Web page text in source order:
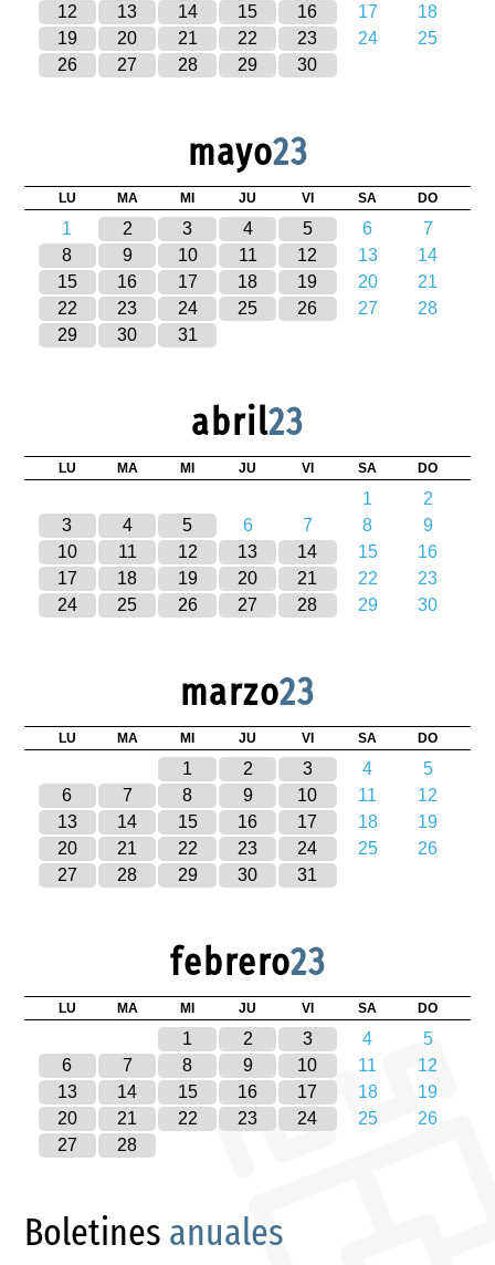
12
13 14 15 16 17
18
19
20 21 22 23 24
25
26
27 28 29 30
mayo23
LU MA MI JU VI SA DO
1 2 3 4 5 6
7
8
9 10 11 12 13
14
15
16 17 18 19 20
21
22
23 24 25 26 27
28
29
30 31
abril23
LU MA MI JU VI SA DO
1
2
3
4 5 6 7 8
9
10
11 12 13 14 15
16
17
18 19 20 21 22
23
24
25 26 27 28 29 30
marzo23
LU MA MI JU VI SA DO
1 2 3 4
5
6
7 8 9 10 11
12
13
14 15 16 17 18
19
20
21 22 23 24 25
26
27
28 29 30 31
febrero23
LU MA MI JU VI SA DO
1 2 3 4
5
6
7 8 9 10 11
12
13
14 15 16 17 18
19
20
21 22 23 24 25
26
27
28
Boletines anuales